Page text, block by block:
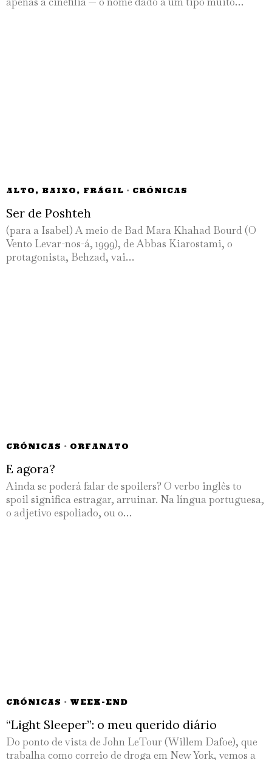
ALTO, BAIXO, FRÁGIL · CRÓNICAS
Ser de Poshteh
(para a Isabel) A meio de Bad Mara Khahad Bourd (O
Vento Levar-nos-á, 1999), de Abbas Kiarostami, o
protagonista, Behzad, vai…
CRÓNICAS · ORFANATO
E agora?
Ainda se poderá falar de spoilers? O verbo inglês to
spoil significa estragar, arruinar. Na língua portuguesa,
o adjetivo espoliado, ou o…
CRÓNICAS · WEEK-END
“Light Sleeper”: o meu querido diário
Do ponto de vista de John LeTour (Willem Dafoe), que
trabalha como correio de droga em New York, vemos a